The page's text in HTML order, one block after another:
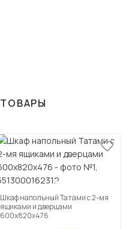
Шкаф напольный Татами с 2-мя
ящиками и дверцами
600х820х476